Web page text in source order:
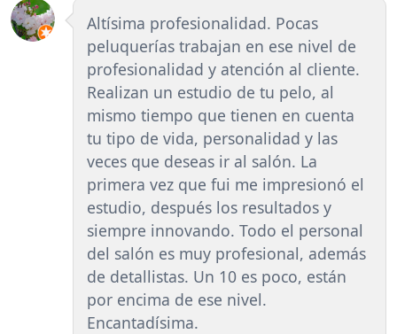
Altísima profesionalidad. Pocas
peluquerías trabajan en ese nivel de
profesionalidad y atención al cliente.
Realizan un estudio de tu pelo, al
mismo tiempo que tienen en cuenta
tu tipo de vida, personalidad y las
veces que deseas ir al salón. La
primera vez que fui me impresionó el
estudio, después los resultados y
siempre innovando. Todo el personal
del salón es muy profesional, además
de detallistas. Un 10 es poco, están
por encima de ese nivel.
Encantadísima.